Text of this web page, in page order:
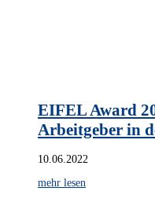
EIFEL Award
Arbeitgeber in
10.06.2022
mehr lesen